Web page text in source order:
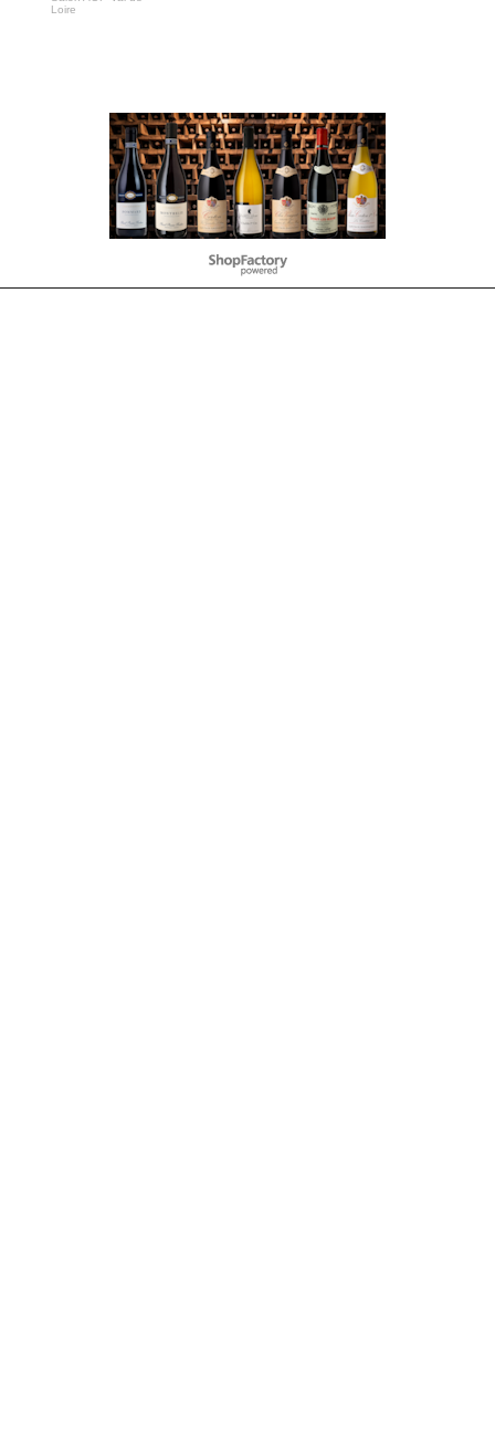
Loire
Negozio Internet creati
con il eCommerce